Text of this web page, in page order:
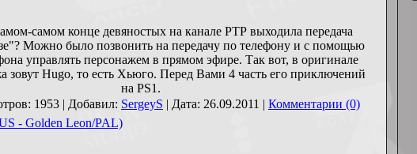
самом конце девяностых на канале РТР выходила передача
Можно было позвонить на передачу по телефону и с помощью
управлять персонажем в прямом эфире. Так вот, в оригинале
зовут Hugo, то есть Хьюго. Перед Вами 4 часть его приключений
на PS1.
1953 | Добавил: SergeyS | Дата: 26.09.2011 | Комментарии (0)
- Golden Leon/PAL)